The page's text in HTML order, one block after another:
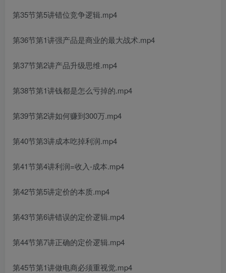
第35节第5讲错位竞争逻辑.mp4
第36节第1讲强产品是商业的最大战术.mp4
第37节第2讲产品升级思维.mp4
第38节第1讲钱都是怎么亏掉的.mp4
第39节第2讲如何赚到300万.mp4
第40节第3讲成本吃掉利润.mp4
第41节第4讲利润=收入-成本.mp4
第42节第5讲定价的本质.mp4
第43节第6讲错误的定价逻辑.mp4
第44节第7讲正确的定价逻辑.mp4
第45节第1讲做电商必须重视觉.mp4